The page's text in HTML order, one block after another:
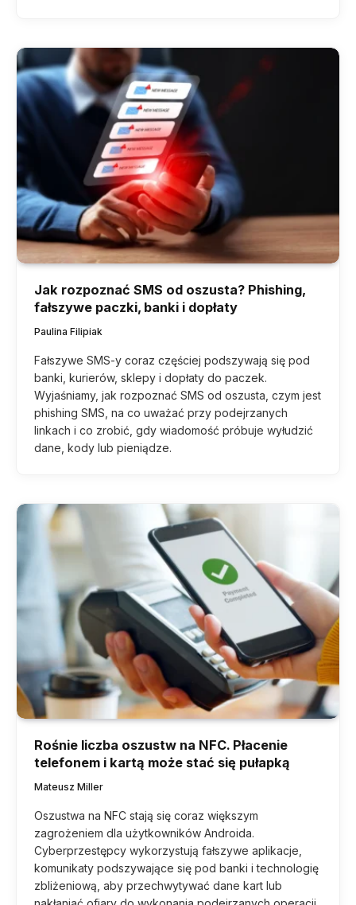
Jak rozpoznać SMS od oszusta? Phishing,
fałszywe paczki, banki i dopłaty
Paulina Filipiak
Fałszywe SMS-y coraz częściej podszywają się pod
banki, kurierów, sklepy i dopłaty do paczek.
Wyjaśniamy, jak rozpoznać SMS od oszusta, czym jest
phishing SMS, na co uważać przy podejrzanych
linkach i co zrobić, gdy wiadomość próbuje wyłudzić
dane, kody lub pieniądze.
Rośnie liczba oszustw na NFC. Płacenie
telefonem i kartą może stać się pułapką
Mateusz Miller
Oszustwa na NFC stają się coraz większym
zagrożeniem dla użytkowników Androida.
Cyberprzestępcy wykorzystują fałszywe aplikacje,
komunikaty podszywające się pod banki i technologię
zbliżeniową, aby przechwytywać dane kart lub